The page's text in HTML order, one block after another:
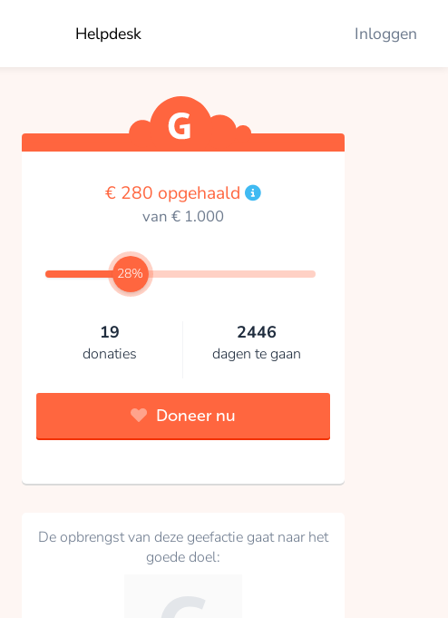
Helpdesk Inloggen
€ 280 opgehaald
van € 1.000
28%
19
donaties
2446
dagen te gaan
Doneer nu
De opbrengst van deze geefactie gaat naar het
goede doel: